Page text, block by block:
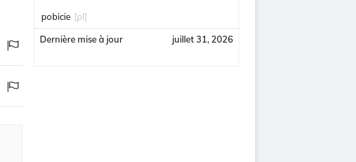
pobicie [pl]
Dernière mise à jour juillet 31, 2026